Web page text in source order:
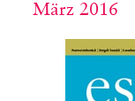
März 2016